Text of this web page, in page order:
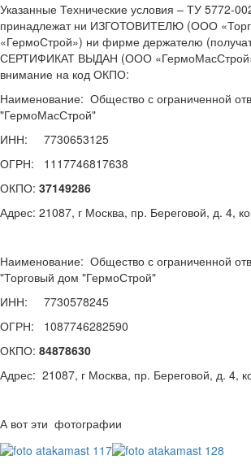
Указанные Технические условия – ТУ 5772-
принадлежат ни ИЗГОТОВИТЕЛЮ (ООО
«ГермоСтрой») ни фирме держателю
СЕРТИФИКАТ ВЫДАН (ООО
внимание на код ОКПО:
Наименование: Общество с ограниченной
"ГермоМасСтрой"
ИНН: 7730653125
ОГРН: 1117746817638
ОКПО: 37149286
Адрес: 21087, г Москва, пр. Береговой, д. 4,
Наименование: Общество с ограниченной
"Торговый дом "ГермоСтрой"
ИНН: 7730578245
ОГРН: 1087746282590
ОКПО: 84878630
Адрес: 21087, г Москва, пр. Береговой, д. 4,
А вот эти фотографии